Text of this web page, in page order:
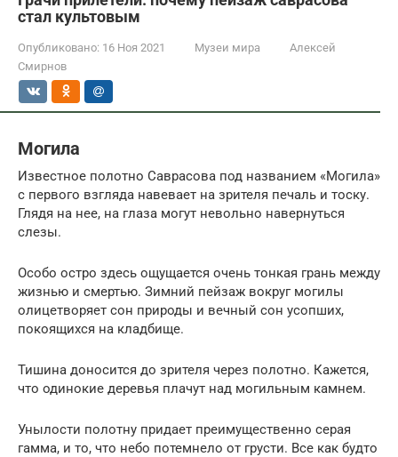
стал культовым
Опубликовано: 16 Ноя 2021 Музеи мира
Алексей
Смирнов
Могила
Известное полотно Саврасова под названием «Могила»
с первого взгляда навевает на зрителя печаль и тоску.
Глядя на нее, на глаза могут невольно навернуться
слезы.
Особо остро здесь ощущается очень тонкая грань между
жизнью и смертью. Зимний пейзаж вокруг могилы
олицетворяет сон природы и вечный сон усопших,
покоящихся на кладбище.
Тишина доносится до зрителя через полотно. Кажется,
что одинокие деревья плачут над могильным камнем.
Унылости полотну придает преимущественно серая
гамма, и то, что небо потемнело от грусти. Все как будто